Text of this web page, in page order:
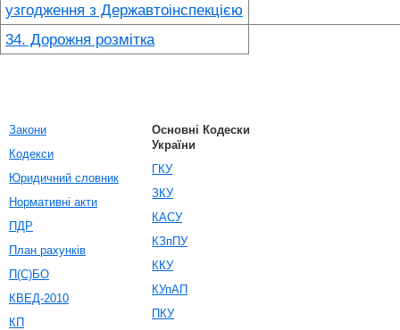
узгодження з Державтоінспекцією
34. Дорожня розмітка
Закони
Кодекси
Юридичний словник
Нормативні акти
ПДР
План рахунків
П(С)БО
КВЕД-2010
КП
Основні Кодески
України
ГКУ
ЗКУ
КАСУ
КЗпПУ
ККУ
КУпАП
ПКУ